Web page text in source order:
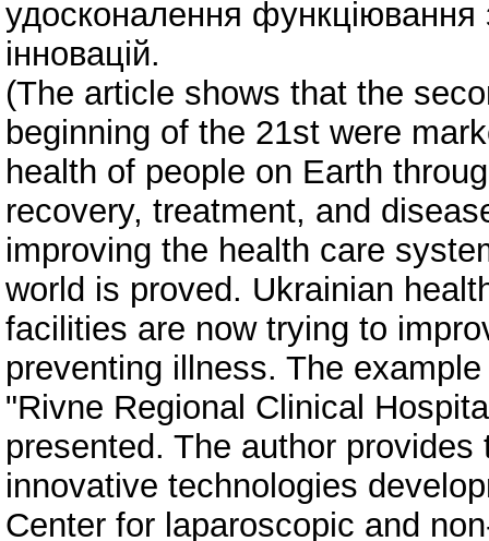
удосконалення
інновацій.
(The article shows that the
beginning of the 21st were
health of people on Earth
recovery, treatment, and
improving the health care
world is proved. Ukrainian
facilities are now trying to
preventing illness. The
"Rivne Regional Clinical
presented. The author
innovative technologies
Center for laparoscopic and